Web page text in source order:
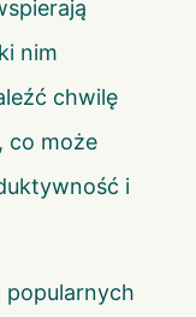
nim
chwilę
co może
i
popularnych